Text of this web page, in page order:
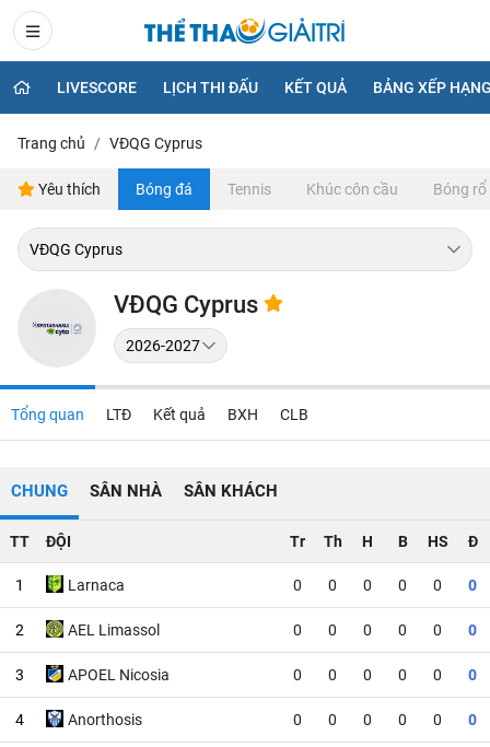
LIVESCORE LỊCH THI ĐẤU KẾT QUẢ BẢNG XẾP
Trang chủ VĐQG Cyprus
Yêu thích Bóng đá Tennis Khúc côn cầu Bóng rổ
VĐQG Cyprus
Tổng quan LTĐ Kết quả BXH CLB
CHUNG SÂN NHÀ SÂN KHÁCH
TT ĐỘI Tr Th H B HS Đ
1 Larnaca 0 0 0 0 0 0
2 AEL Limassol 0 0 0 0 0 0
3 APOEL Nicosia 0 0 0 0 0 0
4 Anorthosis 0 0 0 0 0 0